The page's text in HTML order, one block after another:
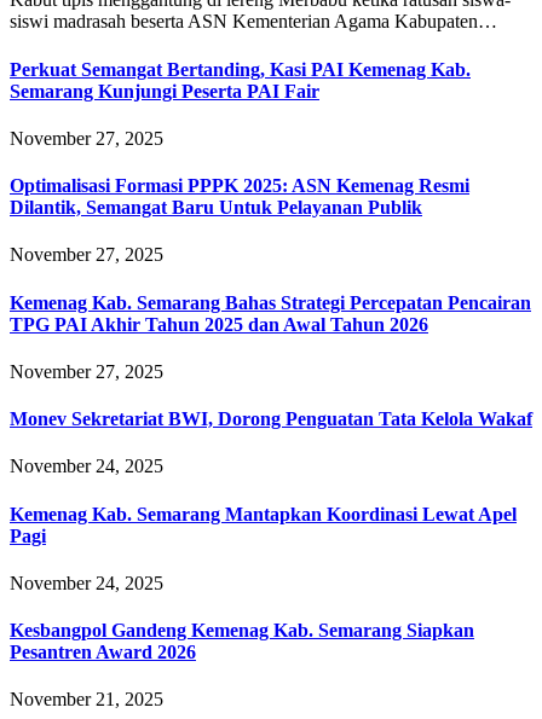
siswi madrasah beserta ASN Kementerian Agama Kabupaten…
Perkuat Semangat Bertanding, Kasi PAI Kemenag Kab.
Semarang Kunjungi Peserta PAI Fair
November 27, 2025
Optimalisasi Formasi PPPK 2025: ASN Kemenag Resmi
Dilantik, Semangat Baru Untuk Pelayanan Publik
November 27, 2025
Kemenag Kab. Semarang Bahas Strategi Percepatan Pencairan
TPG PAI Akhir Tahun 2025 dan Awal Tahun 2026
November 27, 2025
Monev Sekretariat BWI, Dorong Penguatan Tata Kelola Wakaf
November 24, 2025
Kemenag Kab. Semarang Mantapkan Koordinasi Lewat Apel
Pagi
November 24, 2025
Kesbangpol Gandeng Kemenag Kab. Semarang Siapkan
Pesantren Award 2026
November 21, 2025